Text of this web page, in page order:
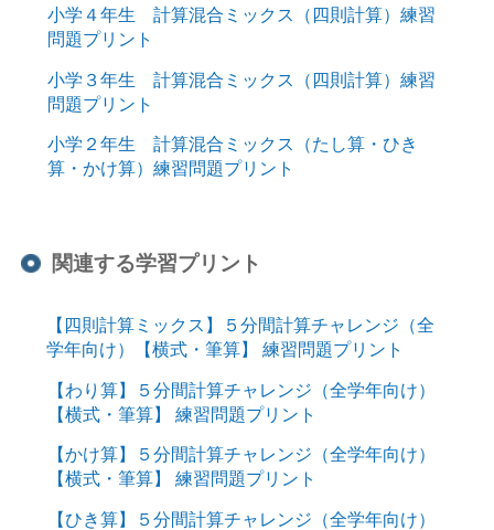
小学４年生 計算混合ミックス（四則計算）練習
問題プリント
小学３年生 計算混合ミックス（四則計算）練習
問題プリント
小学２年生 計算混合ミックス（たし算・ひき
算・かけ算）練習問題プリント
関連する学習プリント
【四則計算ミックス】５分間計算チャレンジ（全
学年向け）【横式・筆算】 練習問題プリント
【わり算】５分間計算チャレンジ（全学年向け）
【横式・筆算】 練習問題プリント
【かけ算】５分間計算チャレンジ（全学年向け）
【横式・筆算】 練習問題プリント
【ひき算】５分間計算チャレンジ（全学年向け）